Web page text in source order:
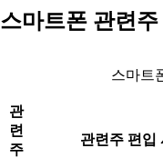
스마트폰 관련
스마트
관
련
주
관련주 편입